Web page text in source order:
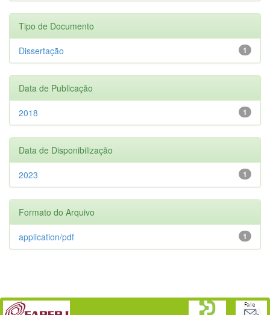
Tipo de Documento
1
Dissertação
Data de Publicação
1
2018
Data de Disponibilização
1
2023
Formato do Arquivo
1
application/pdf